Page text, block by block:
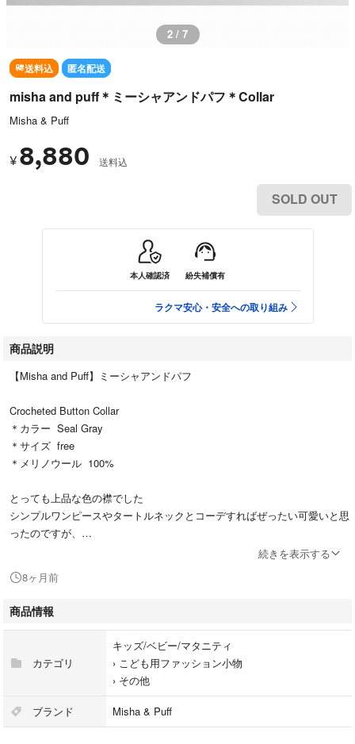
2 / 7
送料込 匿名配送
misha and puff＊ミーシャアンドパフ＊Collar
Misha & Puff
¥ 8,880 送料込
SOLD OUT
本人確認済 紛失補償有
ラクマ安心・安全への取り組み
商品説明
【Misha and Puff】ミーシャアンドパフ
Crocheted Button Collar
＊カラー Seal Gray
＊サイズ free
＊メリノウール 100%
とっても上品な色の襟でした
シンプルワンピースやタートルネックとコーデすればぜったい可愛いと思
ったのですが、
どなたか愛用してくださる方にお譲りできれば、嬉しいです
#bonpoint
#bonton
#ボントン
続きを表示する
8ヶ月前
商品情報
カテゴリ
キッズ/ベビー/マタニティ
› こども用ファッション小物
› その他
ブランド Misha & Puff